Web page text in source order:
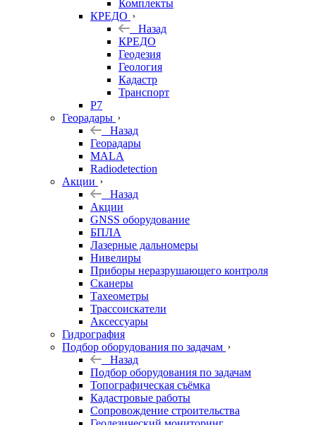
Комплекты
КРЕДО
Назад
КРЕДО
Геодезия
Геология
Кадастр
Транспорт
Р7
Георадары
Назад
Георадары
MALA
Radiodetection
Акции
Назад
Акции
GNSS оборудование
БПЛА
Лазерные дальномеры
Нивелиры
Приборы неразрушающего контроля
Сканеры
Тахеометры
Трассоискатели
Аксессуары
Гидрография
Подбор оборудования по задачам
Назад
Подбор оборудования по задачам
Топографическая съёмка
Кадастровые работы
Сопровождение строительства